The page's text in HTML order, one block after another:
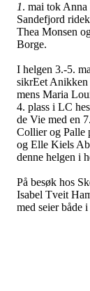
1. mai tok
Sandefjord
Thea Monsen
Borge.
I helgen 3.-5.
sikrEet
mens Maria
4. plass i LC
de Vie med en
Collier og Palle
og Elle Kiels
denne helgen i
På besøk hos
Isabel Tveit
med seier både